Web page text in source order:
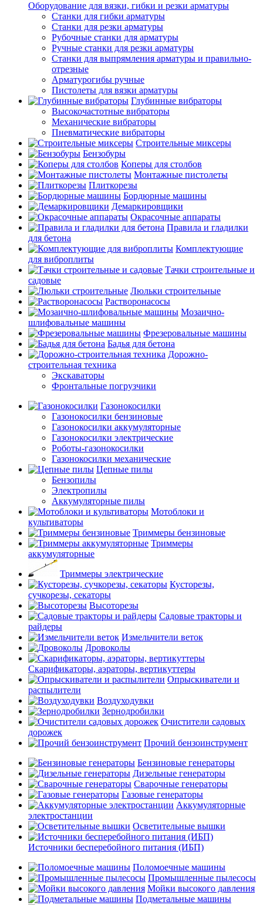
Оборудование для вязки, гибки и резки арматуры
Станки для гибки арматуры
Станки для резки арматуры
Рубочные станки для арматуры
Ручные станки для резки арматуры
Станки для выпрямления арматуры и правильно-
отрезные
Арматурогибы ручные
Пистолеты для вязки арматуры
Глубинные вибраторы
Высокочастотные вибраторы
Механические вибраторы
Пневматические вибраторы
Строительные миксеры
Бензобуры
Коперы для столбов
Монтажные пистолеты
Плиткорезы
Бордюрные машины
Демаркировщики
Окрасочные аппараты
Правила и гладилки
для бетона
Комплектующие
для виброплиты
Тачки строительные и
садовые
Люльки строительные
Растворонасосы
Мозаично-
шлифовальные машины
Фрезеровальные машины
Бадья для бетона
Дорожно-
строительная техника
Экскаваторы
Фронтальные погрузчики
Газонокосилки
Газонокосилки бензиновые
Газонокосилки аккумуляторные
Газонокосилки электрические
Роботы-газонокосилки
Газонокосилки механические
Цепные пилы
Бензопилы
Электропилы
Аккумуляторные пилы
Мотоблоки и
культиваторы
Триммеры бензиновые
Триммеры
аккумуляторные
Триммеры электрические
Кусторезы,
сучкорезы, секаторы
Высоторезы
Садовые тракторы и
райдеры
Измельчители веток
Дровоколы
Скарификаторы, аэраторы, вертикуттеры
Опрыскиватели и
распылители
Воздуходувки
Зернодробилки
Очистители садовых
дорожек
Прочий бензоинструмент
Бензиновые генераторы
Дизельные генераторы
Сварочные генераторы
Газовые генераторы
Аккумуляторные
электростанции
Осветительные вышки
Источники бесперебойного питания (ИБП)
Поломоечные машины
Промышленные пылесосы
Мойки высокого давления
Подметальные машины